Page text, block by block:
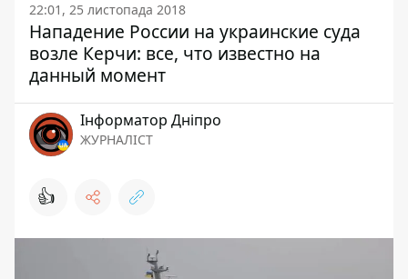
22:01, 25 листопада 2018
Нападение России на украинские суда
возле Керчи: все, что известно на
данный момент
Інформатор Дніпро
ЖУРНАЛІСТ
👍